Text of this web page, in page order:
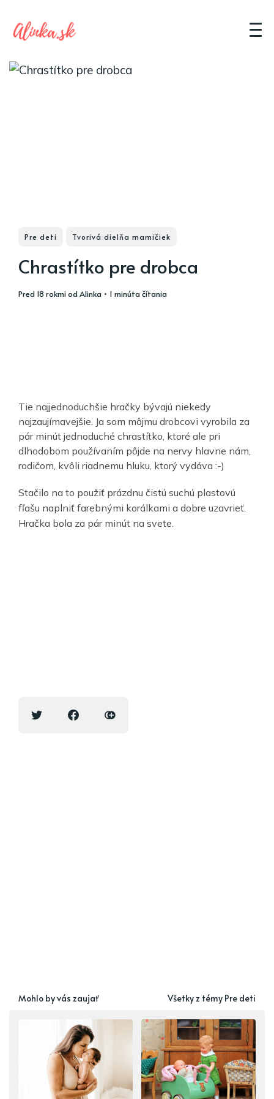
Pre deti Tvorivá dielňa mamičiek
Chrastítko pre drobca
pred 18 rokmiodAlinka • 1 minúta čítania
Tie najjednoduchšie hračky bývajú niekedy
najzaujímavejšie. Ja som môjmu drobcovi vyrobila za
pár minút jednoduché chrastítko, ktoré ale pri
dlhodobom používaním pôjde na nervy hlavne nám,
rodičom, kvôli riadnemu hluku, ktorý vydáva :-)
Stačilo na to použiť prázdnu čistú suchú plastovú
fľašu naplniť farebnými korálkami a dobre uzavrieť.
Hračka bola za pár minút na svete.
Mohlo by vás zaujať Všetky z témy Pre deti